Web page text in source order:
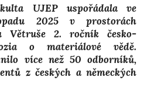
UJEP uspořádala ve
2025 v prostorách
Větruše 2. ročník česko-
o materiálové vědě.
více než 50 odborníků,
z českých a německých